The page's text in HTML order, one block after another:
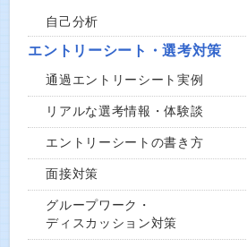
自己分析
エントリーシート・選考対策
通過エントリーシート実例
リアルな選考情報・体験談
エントリーシートの書き方
面接対策
グループワーク・
ディスカッション対策